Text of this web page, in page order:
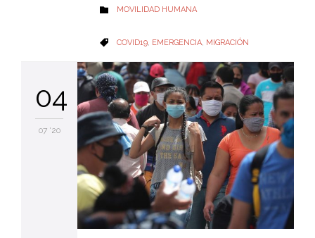
 CATEGORY
MOVILIDAD HUMANA
 CATEGORY
COVID19 EMERGENCIA MIGRACIÓN
04
07 '20